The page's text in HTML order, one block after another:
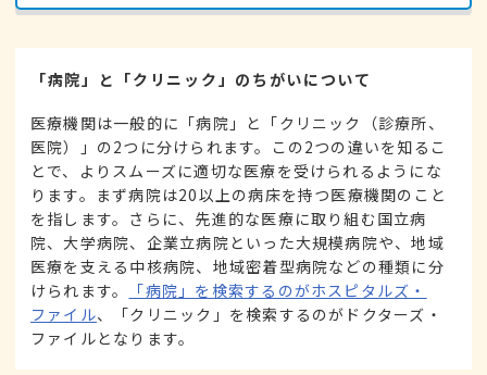
「病院」と「クリニック」のちがいについて
医療機関は一般的に「病院」と「クリニック（診療所、
医院）」の2つに分けられます。この2つの違いを知るこ
とで、よりスムーズに適切な医療を受けられるようにな
ります。まず病院は20以上の病床を持つ医療機関のこと
を指します。さらに、先進的な医療に取り組む国立病
院、大学病院、企業立病院といった大規模病院や、地域
医療を支える中核病院、地域密着型病院などの種類に分
けられます。
「病院」を検索するのがホスピタルズ・
ファイル、「クリニック」を検索するのがドクターズ・
ファイルとなります。